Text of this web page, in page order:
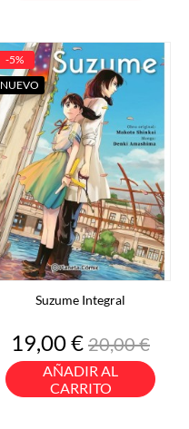
Suzume Integral
Precio
19,00 €Precio
base
20,00 €
AÑADIR AL
CARRITO
-5%
NUEVO